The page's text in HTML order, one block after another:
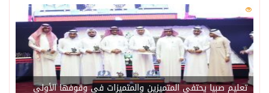
202
تعليم صبيا يحتفي المتميزين والمتميزات في وقوفها الأولى